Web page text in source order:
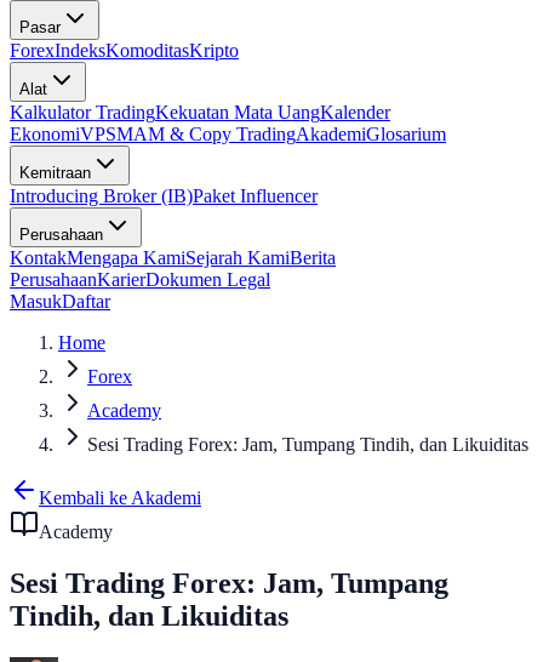
Pasar
ForexIndeksKomoditasKripto
Alat
Kalkulator TradingKekuatan Mata UangKalender
EkonomiVPSMAM & Copy TradingAkademiGlosarium
Kemitraan
Introducing Broker (IB)Paket Influencer
Perusahaan
KontakMengapa KamiSejarah KamiBerita
PerusahaanKarierDokumen Legal
MasukDaftar
Home
Forex
Academy
Sesi Trading Forex: Jam, Tumpang Tindih, dan Likuiditas
Kembali ke Akademi
Academy
Sesi Trading Forex: Jam, Tumpang
Tindih, dan Likuiditas